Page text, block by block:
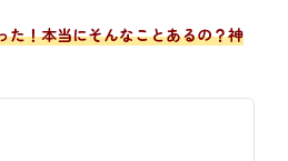
た！本当にそんなことあるの？神